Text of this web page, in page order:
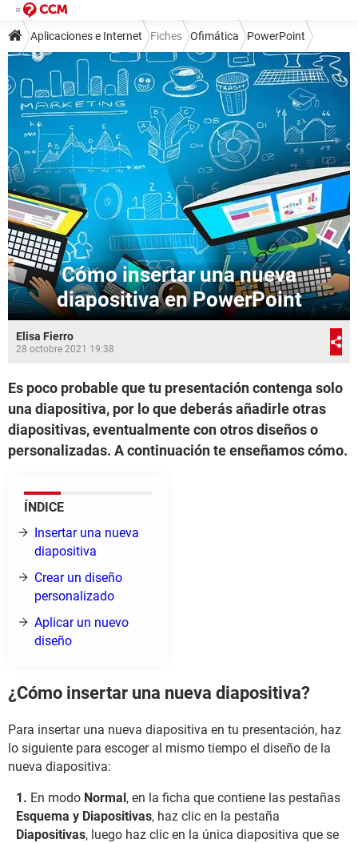
Aplicaciones e Internet Fiches Ofimática PowerPoint
Cómo insertar una nueva
diapositiva en PowerPoint
Elisa Fierro
28 octobre 2021 19:38
Es poco probable que tu presentación contenga solo
una diapositiva, por lo que deberás añadirle otras
diapositivas, eventualmente con otros diseños o
personalizadas. A continuación te enseñamos cómo.
ÍNDICE
Insertar una nueva
diapositiva
Crear un diseño
personalizado
Aplicar un nuevo
diseño
¿Cómo insertar una nueva diapositiva?
Para insertar una nueva diapositiva en tu presentación, haz
lo siguiente para escoger al mismo tiempo el diseño de la
nueva diapositiva:
En modo Normal, en la ficha que contiene las pestañas
Esquema y Diapositivas, haz clic en la pestaña
Diapositivas, luego haz clic en la única diapositiva que se